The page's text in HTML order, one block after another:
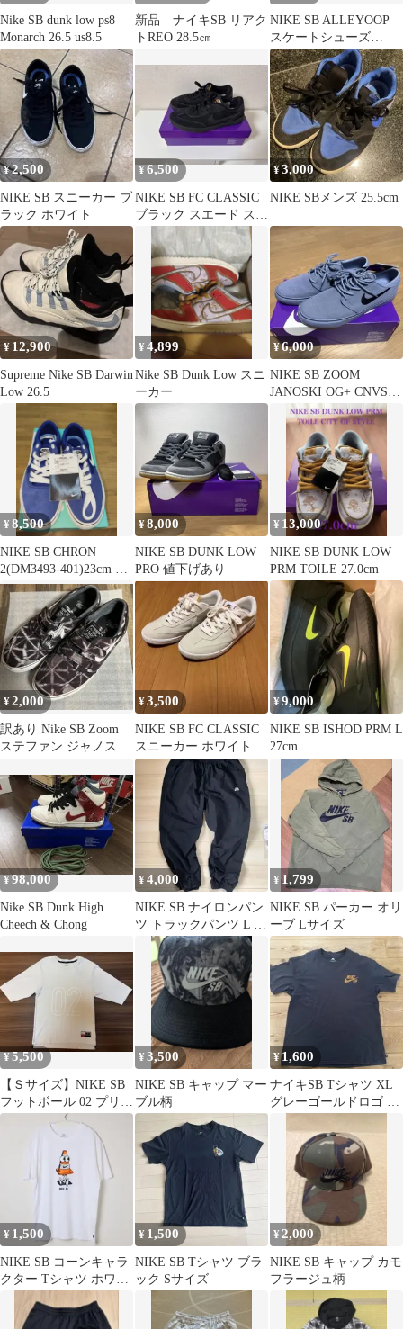
Nike SB dunk low ps8
Monarch 26.5 us8.5
新品 ナイキSB リアク
トREO 28.5㎝
NIKE SB ALLEYOOP
スケートシューズ
30.0cm
¥2,500
NIKE SB スニーカー ブ
ラック ホワイト
¥6,500
NIKE SB FC CLASSIC
ブラック スエード スニ
¥3,000
NIKE SBメンズ 25.5cm
¥ 12,900
Supreme Nike SB Darwin
Low 26.5
¥4,899
Nike SB Dunk Low スニ
ーカー
¥6,000
NIKE SB ZOOM
JANOSKI OG+ CNVS
26.5cm
¥8,500
NIKE SB CHRON
2(DM3493-401)23cm 新
品未使用
¥8,000
NIKE SB DUNK LOW
PRO 値下げあり
¥ 13,000
NIKE SB DUNK LOW
PRM TOILE 27.0cm
¥2,000
訳あり Nike SB Zoom
ステファン ジャノスキ
¥3,500
NIKE SB FC CLASSIC
スニーカー ホワイト
¥9,000
NIKE SB ISHOD PRM L
27cm
¥98,000
Nike SB Dunk High
Cheech & Chong
¥4,000
NIKE SB ナイロンパン
ツ トラックパンツ L シ
ャカシャカ テック系
¥1,799
NIKE SB パーカー オリ
ーブ Lサイズ
¥5,500
【Ｓサイズ】NIKE SB
フットボール 02 プリン
トTシャツ ホワイト
¥3,500
NIKE SB キャップ マー
ブル柄
¥1,600
ナイキSB Tシャツ XL
グレーゴールドロゴ 半
¥ 1,500
NIKE SB コーンキャラ
クター Tシャツ ホワイ
¥ 1,500
NIKE SB Tシャツ ブラ
ック Sサイズ
¥ 2,000
NIKE SB キャップ カモ
フラージュ柄